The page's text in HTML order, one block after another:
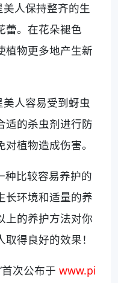
人保持整齐的生
蕾。在花朵褪色
植物更多地产生新
人容易受到蚜虫
适的杀虫剂进行防
植物造成伤害。
种比较容易养护的
长环境和适量的养
上的养护方法对你
得良好的效果！
首次公布于www.pi